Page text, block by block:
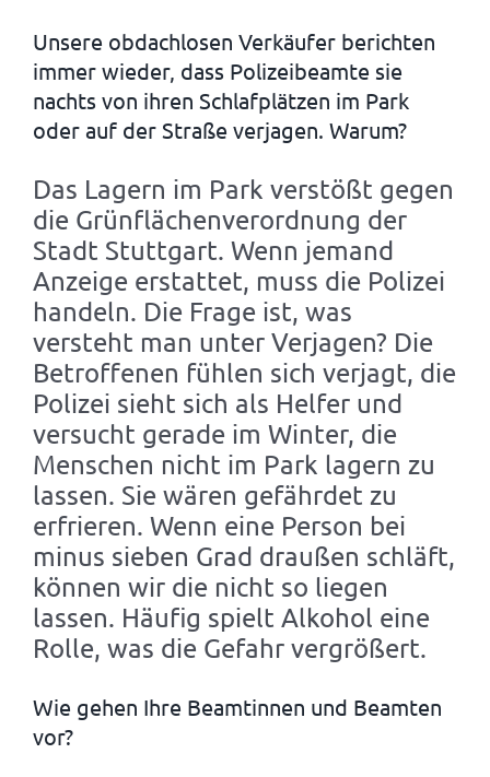
Unsere obdachlosen Verkäufer berichten
immer wieder, dass Polizeibeamte sie
nachts von ihren Schlafplätzen im Park
oder auf der Straße verjagen. Warum?
Das Lagern im Park verstößt gegen
die Grünflächenverordnung der
Stadt Stuttgart. Wenn jemand
Anzeige erstattet, muss die Polizei
handeln. Die Frage ist, was
versteht man unter Verjagen? Die
Betroffenen fühlen sich verjagt, die
Polizei sieht sich als Helfer und
versucht gerade im Winter, die
Menschen nicht im Park lagern zu
lassen. Sie wären gefährdet zu
erfrieren. Wenn eine Person bei
minus sieben Grad draußen schläft,
können wir die nicht so liegen
lassen. Häufig spielt Alkohol eine
Rolle, was die Gefahr vergrößert.
Wie gehen Ihre Beamtinnen und Beamten
vor?